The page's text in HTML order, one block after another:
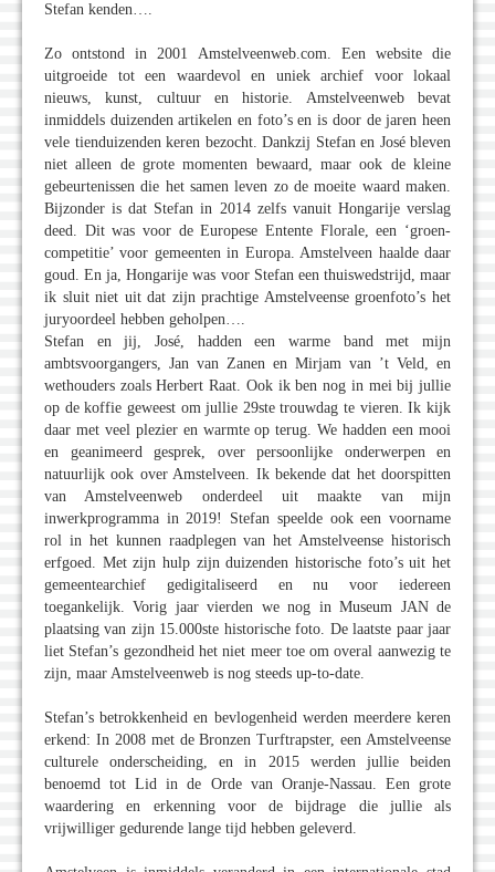
Stefan kenden….
Zo ontstond in 2001 Amstelveenweb.com. Een website die
uitgroeide tot een waardevol en uniek archief voor lokaal
nieuws, kunst, cultuur en historie. Amstelveenweb bevat
inmiddels duizenden artikelen en foto’s en is door de jaren heen
vele tienduizenden keren bezocht. Dankzij Stefan en José bleven
niet alleen de grote momenten bewaard, maar ook de kleine
gebeurtenissen die het samen leven zo de moeite waard maken.
Bijzonder is dat Stefan in 2014 zelfs vanuit Hongarije verslag
deed. Dit was voor de Europese Entente Florale, een ‘groen-
competitie’ voor gemeenten in Europa. Amstelveen haalde daar
goud. En ja, Hongarije was voor Stefan een thuiswedstrijd, maar
ik sluit niet uit dat zijn prachtige Amstelveense groenfoto’s het
juryoordeel hebben geholpen….
Stefan en jij, José, hadden een warme band met mijn
ambtsvoorgangers, Jan van Zanen en Mirjam van ’t Veld, en
wethouders zoals Herbert Raat. Ook ik ben nog in mei bij jullie
op de koffie geweest om jullie 29ste trouwdag te vieren. Ik kijk
daar met veel plezier en warmte op terug. We hadden een mooi
en geanimeerd gesprek, over persoonlijke onderwerpen en
natuurlijk ook over Amstelveen. Ik bekende dat het doorspitten
van Amstelveenweb onderdeel uit maakte van mijn
inwerkprogramma in 2019! Stefan speelde ook een voorname
rol in het kunnen raadplegen van het Amstelveense historisch
erfgoed. Met zijn hulp zijn duizenden historische foto’s uit het
gemeentearchief gedigitaliseerd en nu voor iedereen
toegankelijk. Vorig jaar vierden we nog in Museum JAN de
plaatsing van zijn 15.000ste historische foto. De laatste paar jaar
liet Stefan’s gezondheid het niet meer toe om overal aanwezig te
zijn, maar Amstelveenweb is nog steeds up-to-date.
Stefan’s betrokkenheid en bevlogenheid werden meerdere keren
erkend: In 2008 met de Bronzen Turftrapster, een Amstelveense
culturele onderscheiding, en in 2015 werden jullie beiden
benoemd tot Lid in de Orde van Oranje-Nassau. Een grote
waardering en erkenning voor de bijdrage die jullie als
vrijwilliger gedurende lange tijd hebben geleverd.